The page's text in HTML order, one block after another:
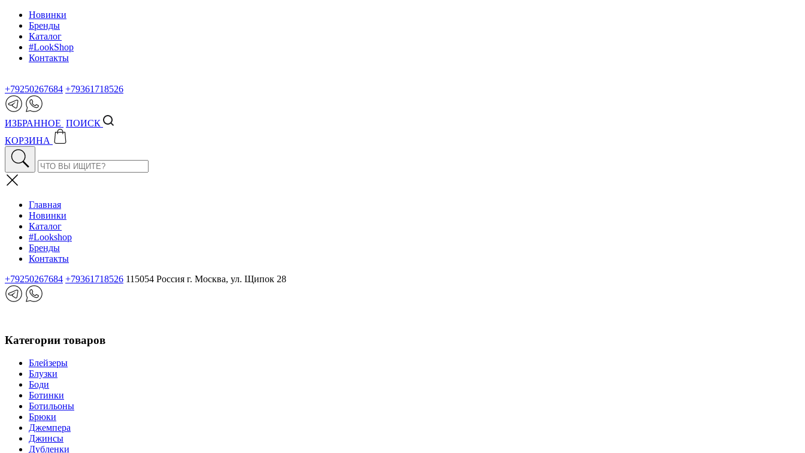
Новинки
Бренды
Каталог
#LookShop
Контакты
+79250267684 +79361718526
ИЗБРАННОЕ ПОИСК
КОРЗИНА
Главная
Новинки
Каталог
#Lookshop
Бренды
Контакты
+79250267684 +79361718526 115054 Россия г. Москва, ул. Щипок 28
Категории товаров
Блейзеры
Блузки
Боди
Ботинки
Ботильоны
Брюки
Джемпера
Джинсы
Дубленки